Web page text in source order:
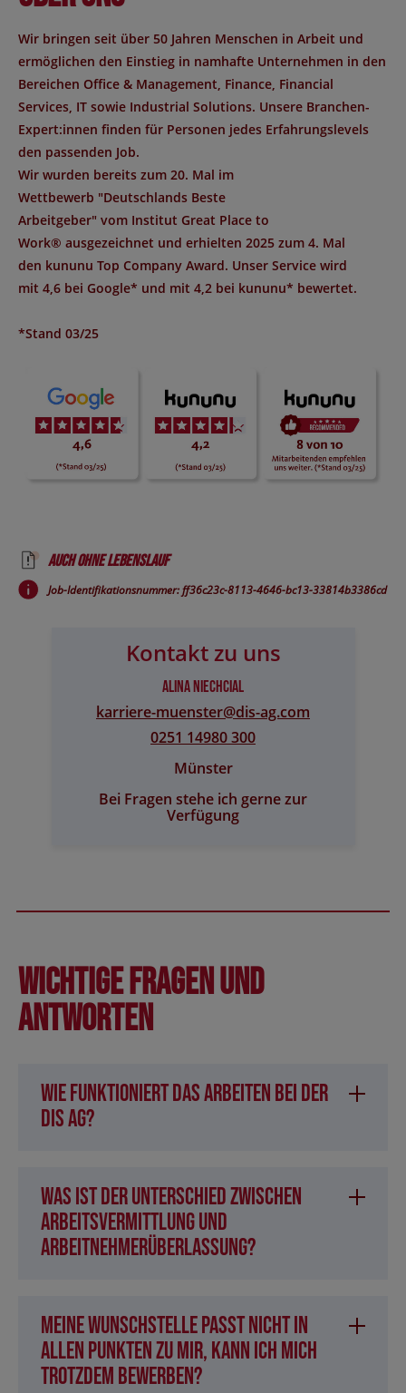
Wir bringen seit über 50 Jahren Menschen in Arbeit und
ermöglichen den Einstieg in namhafte Unternehmen in den
Bereichen Office & Management, Finance, Financial
Services, IT sowie Industrial Solutions. Unsere Branchen-
Expert:innen finden für Personen jedes Erfahrungslevels
den passenden Job.
Wir wurden bereits zum 20. Mal im
Wettbewerb "Deutschlands Beste
Arbeitgeber" vom Institut Great Place to
Work® ausgezeichnet und erhielten 2025 zum 4. Mal
den kununu Top Company Award. Unser Service wird
mit 4,6 bei Google* und mit 4,2 bei kununu* bewertet.
*Stand 03/25
Auch ohne Lebenslauf
Job-Identifikationsnummer: ff36c23c-8113-4646-bc13-33814b3386cd
Kontakt zu uns
Alina Niechcial
karriere-muenster@​dis-ag.com
0251 14980 300
Münster
Bei Fragen stehe ich gerne zur
Verfügung
Wichtige Fragen und
Antworten
Wie funktioniert das Arbeiten bei der
DIS AG?
Was ist der Unterschied zwischen
Arbeitsvermittlung und
Arbeitnehmerüberlassung?
Meine Wunschstelle passt nicht in
allen Punkten zu mir, kann ich mich
trotzdem bewerben?